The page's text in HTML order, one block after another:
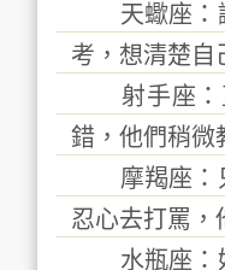
天蠍座：
考，想清楚自
射手座：
錯，他們稍微
摩羯座：
忍心去打罵，
水瓶座：好